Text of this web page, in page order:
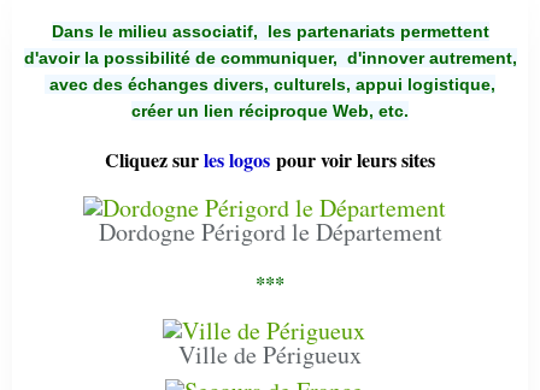
Dans le milieu associatif, les partenariats permettent
d'avoir la possibilité de communiquer, d'innover autrement,
avec des échanges divers, culturels, appui logistique,
créer un lien réciproque Web, etc.
Cliquez surles logos pour voir leurs sites
Dordogne Périgord le Département
***
Ville de Périgueux